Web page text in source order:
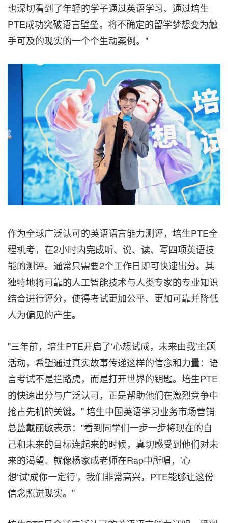
也深切看到了年轻的学子通过英语学习、通过培生
PTE成功突破语言壁垒，将不确定的留学梦想变为触
手可及的现实的一个个生动案例。"
作为全球广泛认可的英语语言能力测评，培生PTE全
程机考，在2小时内完成听、说、读、写四项英语技
能的测评。通常只需要2个工作日即可快速出分。其
独特地将可靠的人工智能技术与人类专家的专业知识
结合进行评分，使得考试更加公平、更加可靠并降低
人为偏见的产生。
"三年前，培生PTE开启了‘心想试成，未来由我'主题
活动，希望通过真实故事传递这样的信念和力量：语
言考试不是拦路虎，而是打开世界的钥匙。培生PTE
的快速出分与广泛认可，正是帮助他们在激烈竞争中
抢占先机的关键。" 培生中国英语学习业务市场营销
总监戴丽敏表示："看到同学们一步一步将现在的自
己和未来的目标连起来的时候，真切感受到他们对未
来的渴望。就像杨家成老师在Rap中所唱，'心
想‘试'成你一定行'，我们非常高兴，PTE能够让这份
信念照进现实。"